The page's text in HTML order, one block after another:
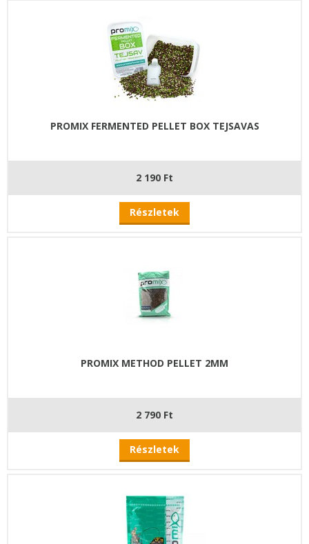
PROMIX FERMENTED PELLET BOX TEJSAVAS
2 190 Ft
Részletek
PROMIX METHOD PELLET 2MM
2 790 Ft
Részletek